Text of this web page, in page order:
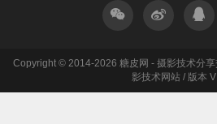
Copyright © 2014-2026 糖皮网 - 摄影技术分
影技术网站 / 版本